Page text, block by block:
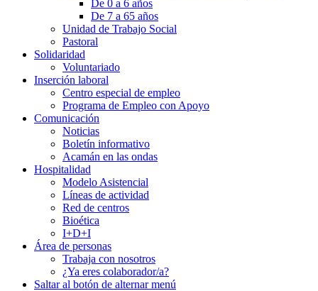
De 0 a 6 años
De 7 a 65 años
Unidad de Trabajo Social
Pastoral
Solidaridad
Voluntariado
Inserción laboral
Centro especial de empleo
Programa de Empleo con Apoyo
Comunicación
Noticias
Boletín informativo
Acamán en las ondas
Hospitalidad
Modelo Asistencial
Líneas de actividad
Red de centros
Bioética
I+D+I
Área de personas
Trabaja con nosotros
¿Ya eres colaborador/a?
Saltar al botón de alternar menú